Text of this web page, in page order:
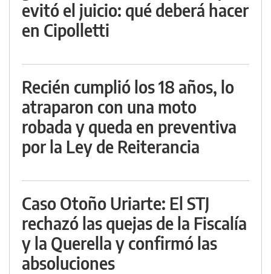
evitó el juicio: qué deberá hacer
en Cipolletti
Recién cumplió los 18 años, lo
atraparon con una moto
robada y queda en preventiva
por la Ley de Reiterancia
Caso Otoño Uriarte: El STJ
rechazó las quejas de la Fiscalía
y la Querella y confirmó las
absoluciones